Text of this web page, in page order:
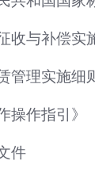
收与补偿实
管理实施细
操作指引》
件